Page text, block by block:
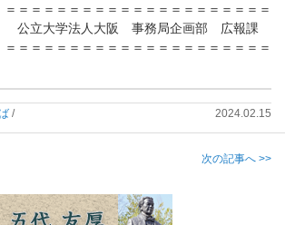
＝＝＝＝＝＝＝＝＝＝＝＝＝＝＝＝＝＝＝＝＝
公立大学法人大阪 事務局企画部 広報課
＝＝＝＝＝＝＝＝＝＝＝＝＝＝＝＝＝＝＝＝＝
/ 2024.02.15
次の記事へ >>